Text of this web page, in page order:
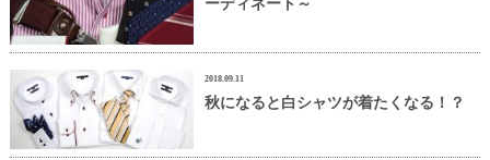
ーディネート～
2018.09.11
秋になると白シャツが着たくなる！？